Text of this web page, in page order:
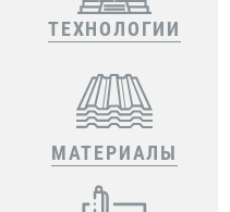
ТЕХНОЛОГИИ
МАТЕРИАЛЫ